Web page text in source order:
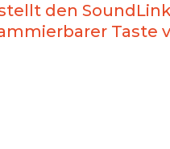
den
Taste